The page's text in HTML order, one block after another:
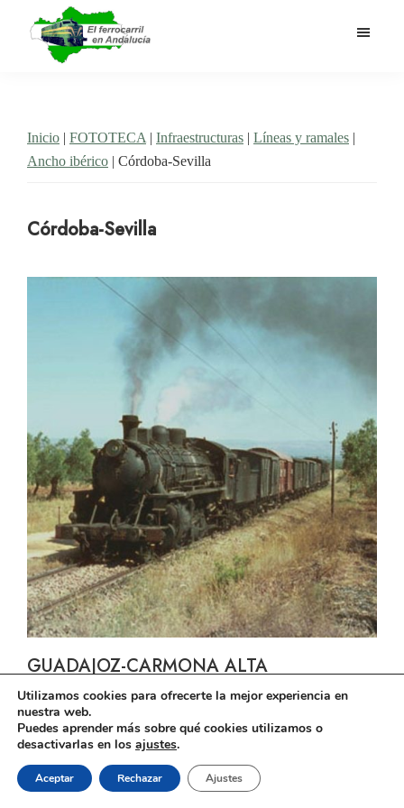
contenido
Andalucía
ferrocarril
en
Inicio | FOTOTECA | Infraestructuras | Líneas y ramales |
Ancho ibérico | Córdoba-Sevilla
Córdoba-Sevilla
GUADAJOZ-CARMONA ALTA
Utilizamos cookies para ofrecerte la mejor experiencia en
nuestra web.
Puedes aprender más sobre qué cookies utilizamos o
desactivarlas en los ajustes.
Aceptar Rechazar Ajustes